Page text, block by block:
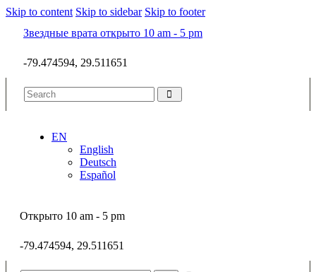
Skip to content Skip to sidebar Skip to footer
Звездные врата открыто 10 am - 5 pm
-79.474594, 29.511651
EN
English
Deutsch
Español
Открыто 10 am - 5 pm
-79.474594, 29.511651